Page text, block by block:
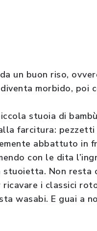
un buon riso,
morbido, poi
stuoia di
farcitura:
abbattuto in
con le dita
Non resta
i classici
wasabi. E guai a